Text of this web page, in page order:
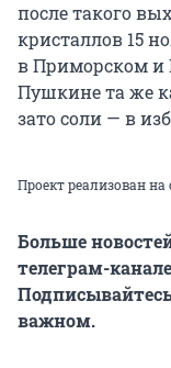
после такого
кристаллов 15
в Приморском и
Пушкине та же
зато соли — в
Проект реализован на
Больше
телеграм-канале
важном.